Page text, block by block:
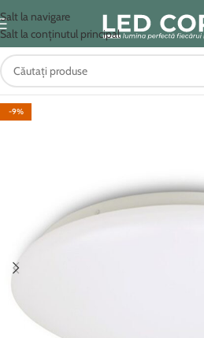
Salt la navigare
Salt la conținutul principal
-9%